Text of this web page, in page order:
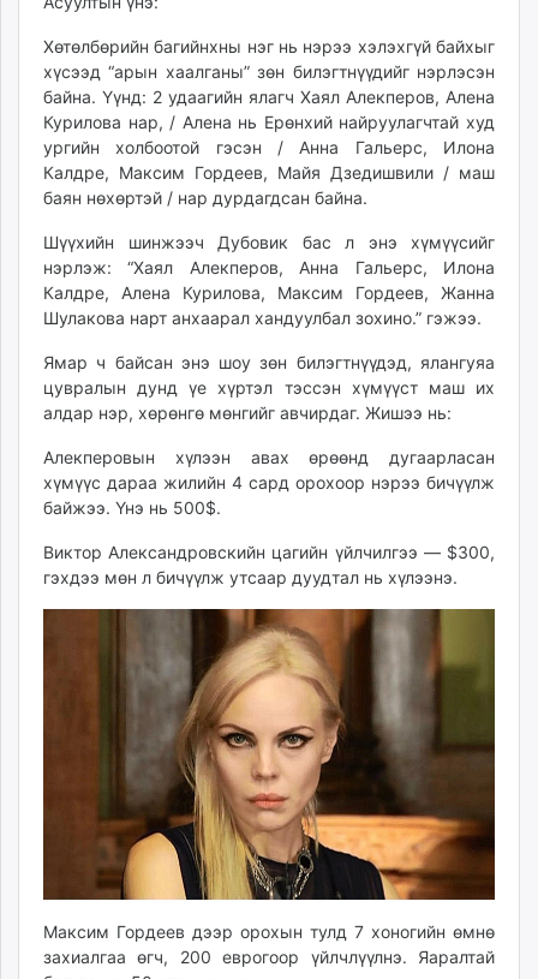
Хөтөлбөрийн багийнхны нэг нь нэрээ хэлэхгүй байхыг
хүсээд “арын хаалганы” зөн билэгтнүүдийг нэрлэсэн
байна. Үүнд: 2 удаагийн ялагч Хаял Алекперов, Алена
Курилова нар, / Алена нь Ерөнхий найруулагчтай худ
ургийн холбоотой гэсэн / Анна Гальерс, Илона
Калдре, Максим Гордеев, Майя Дзедишвили / маш
баян нөхөртэй / нар дурдагдсан байна.
Шүүхийн шинжээч Дубовик бас л энэ хүмүүсийг
нэрлэж: “Хаял Алекперов, Анна Гальерс, Илона
Калдре, Алена Курилова, Максим Гордеев, Жанна
Шулакова нарт анхаарал хандуулбал зохино.” гэжээ.
Ямар ч байсан энэ шоу зөн билэгтнүүдэд, ялангуяа
цувралын дунд үе хүртэл тэссэн хүмүүст маш их
алдар нэр, хөрөнгө мөнгийг авчирдаг. Жишээ нь:
Алекперовын хүлээн авах өрөөнд дугаарласан
хүмүүс дараа жилийн 4 сард орохоор нэрээ бичүүлж
байжээ. Үнэ нь 500$.
Виктор Александровскийн цагийн үйлчилгээ — $300,
гэхдээ мөн л бичүүлж утсаар дуудтал нь хүлээнэ.
Максим Гордеев дээр орохын тулд 7 хоногийн өмнө
захиалгаа өгч, 200 еврогоор үйлчлүүлнэ. Яаралтай